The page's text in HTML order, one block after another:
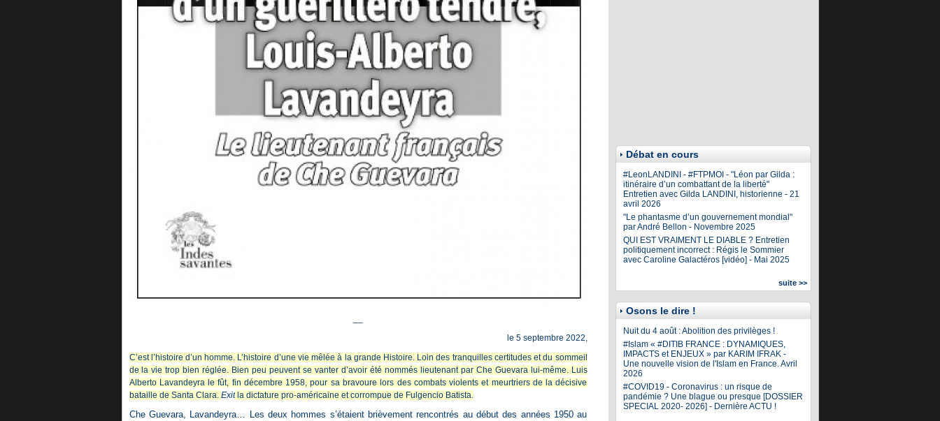
le 5 septembre 2022,
C’est l’histoire d’un homme. L’histoire d’une vie mêlée à la grande Histoire. Loin des tranquilles certitudes et du sommeil
de la vie trop bien réglée. Bien peu peuvent se vanter d’avoir été nommés lieutenant par Che Guevara lui-même. Luis
Alberto Lavandeyra le fût, fin décembre 1958, pour sa bravoure lors des combats violents et meurtriers de la décisive
bataille de Santa Clara. Exit la dictature pro-américaine et corrompue de Fulgencio Batista.
Che Guevara, Lavandeyra… Les deux hommes s’étaient brièvement rencontrés au début des années 1950 au
Débat en cours
#LeonLANDINI - #FTPMOI - "Léon par Gilda :
itinéraire d’un combattant de la liberté"
Entretien avec Gilda LANDINI, historienne - 21
avril 2026
"Le phantasme d’un gouvernement mondial"
par André Bellon - Novembre 2025
QUI EST VRAIMENT LE DIABLE ? Entretien
politiquement incorrect : Régis le Sommier
avec Caroline Galactéros [vidéo] - Mai 2025
suite >>
Osons le dire !
Nuit du 4 août : Abolition des privilèges !
#Islam « #DITIB FRANCE : DYNAMIQUES,
IMPACTS et ENJEUX » par KARIM IFRAK -
Une nouvelle vision de l'Islam en France. Avril
2026
#COVID19 - Coronavirus : un risque de
pandémie ? Une blague ou presque [DOSSIER
SPECIAL 2020- 2026] - Dernière ACTU !